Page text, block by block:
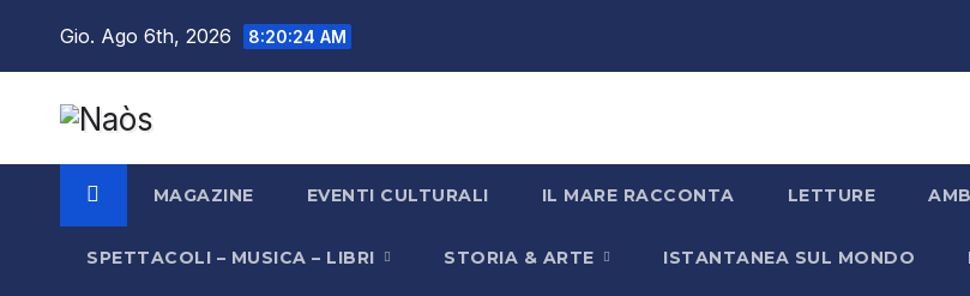
Gio. Ago 6th, 2026 8:20:25 AM
MAGAZINE EVENTI CULTURALI IL MARE RACCONTA LETTURE
SPETTACOLI – MUSICA – LIBRI STORIA & ARTE ISTANTANEA SUL MONDO